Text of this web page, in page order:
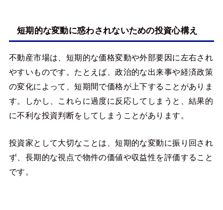
短期的な変動に惑わされないための投資心構え
不動産市場は、短期的な価格変動や外部要因に左右され
やすいものです。たとえば、政治的な出来事や経済政策
の変化によって、短期間で価格が上下することがありま
す。しかし、これらに過度に反応してしまうと、結果的
に不利な投資判断をしてしまうことがあります。
投資家として大切なことは、短期的な変動に振り回され
ず、長期的な視点で物件の価値や収益性を評価すること
です。